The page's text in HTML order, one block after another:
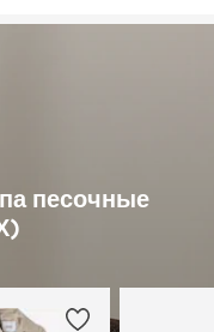
песочные